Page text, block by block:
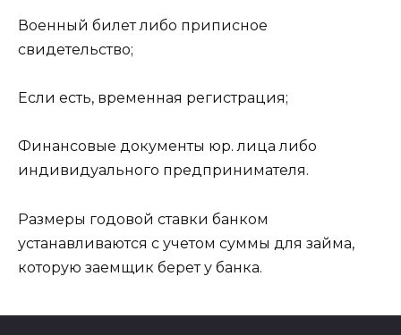
Военный билет либо приписное
свидетельство;
Если есть, временная регистрация;
Финансовые документы юр. лица либо
индивидуального предпринимателя.
Размеры годовой ставки банком
устанавливаются с учетом суммы для займа,
которую заемщик берет у банка.